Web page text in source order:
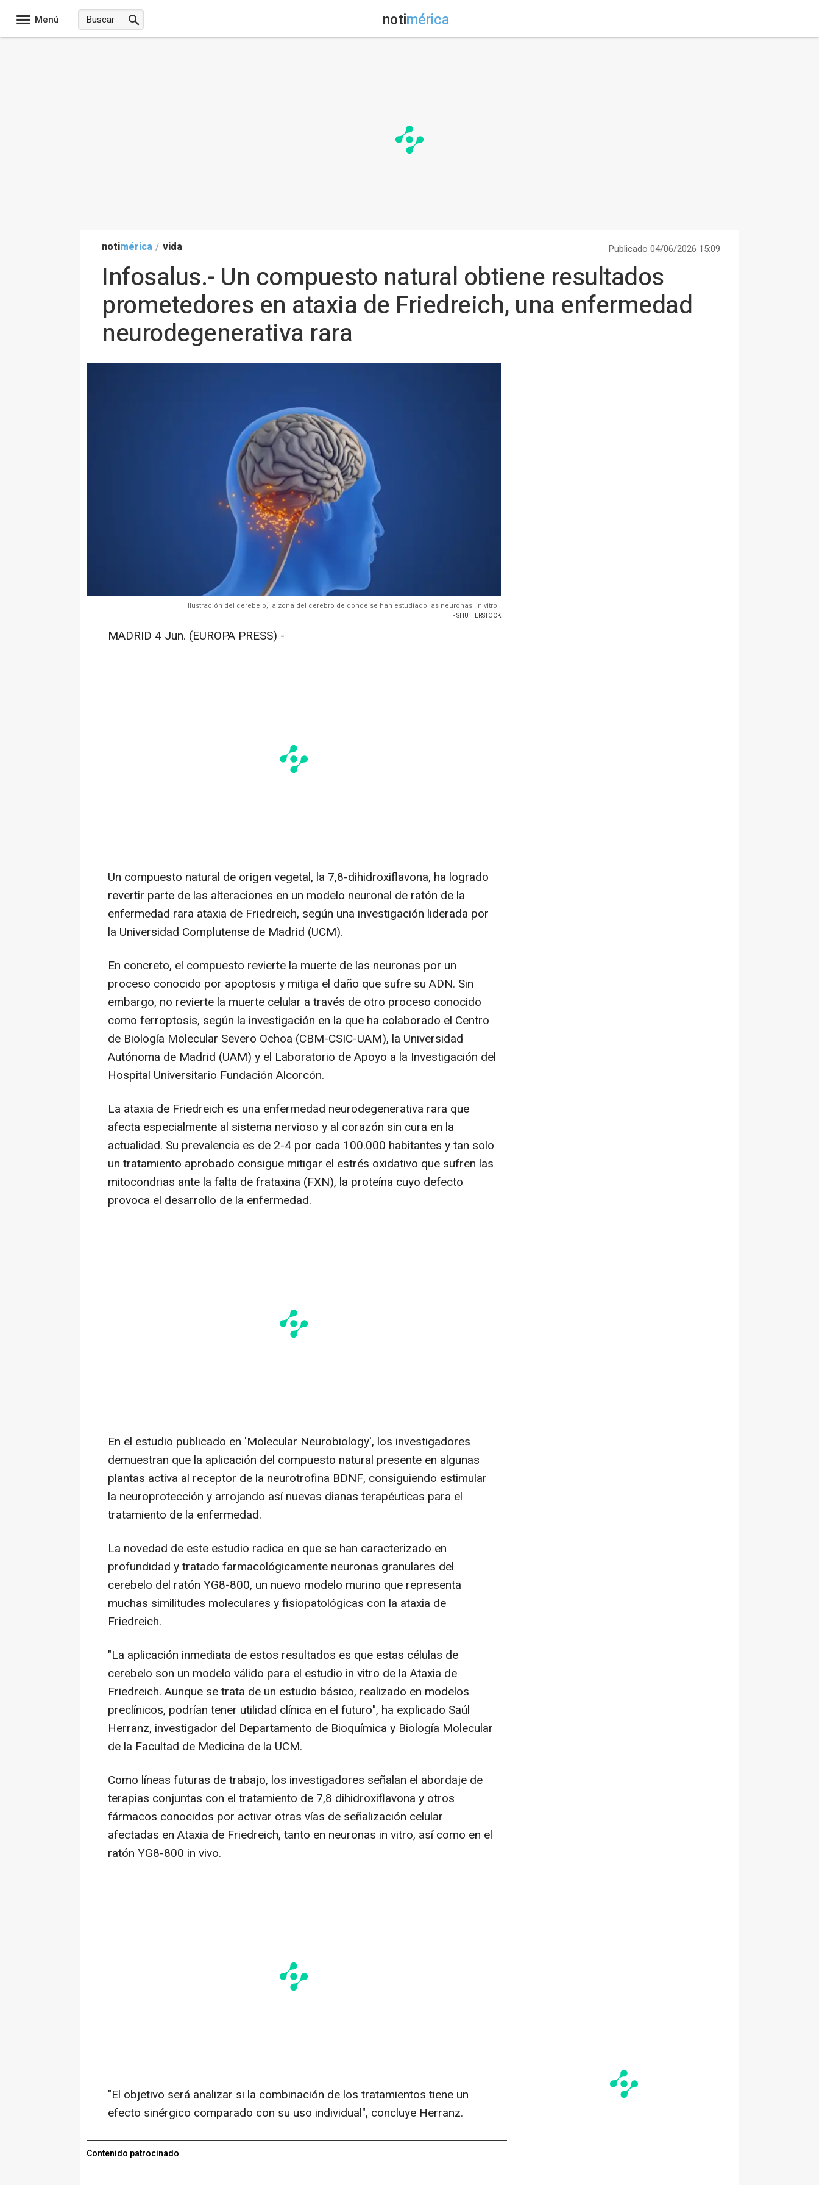
Menú notimérica
notimérica / vida Publicado 04/06/2026 15:09
Infosalus.- Un compuesto natural obtiene resultados
prometedores en ataxia de Friedreich, una enfermedad
neurodegenerativa rara
Ilustración del cerebelo, la zona del cerebro de donde se han estudiado las neuronas 'in vitro'.
- SHUTTERSTOCK
MADRID 4 Jun. (EUROPA PRESS) -
Un compuesto natural de origen vegetal, la 7,8-dihidroxiflavona, ha logrado
revertir parte de las alteraciones en un modelo neuronal de ratón de la
enfermedad rara ataxia de Friedreich, según una investigación liderada por
la Universidad Complutense de Madrid (UCM).
En concreto, el compuesto revierte la muerte de las neuronas por un
proceso conocido por apoptosis y mitiga el daño que sufre su ADN. Sin
embargo, no revierte la muerte celular a través de otro proceso conocido
como ferroptosis, según la investigación en la que ha colaborado el Centro
de Biología Molecular Severo Ochoa (CBM-CSIC-UAM), la Universidad
Autónoma de Madrid (UAM) y el Laboratorio de Apoyo a la Investigación del
Hospital Universitario Fundación Alcorcón.
La ataxia de Friedreich es una enfermedad neurodegenerativa rara que
afecta especialmente al sistema nervioso y al corazón sin cura en la
actualidad. Su prevalencia es de 2-4 por cada 100.000 habitantes y tan solo
un tratamiento aprobado consigue mitigar el estrés oxidativo que sufren las
mitocondrias ante la falta de frataxina (FXN), la proteína cuyo defecto
provoca el desarrollo de la enfermedad.
En el estudio publicado en 'Molecular Neurobiology', los investigadores
demuestran que la aplicación del compuesto natural presente en algunas
plantas activa al receptor de la neurotrofina BDNF, consiguiendo estimular
la neuroprotección y arrojando así nuevas dianas terapéuticas para el
tratamiento de la enfermedad.
La novedad de este estudio radica en que se han caracterizado en
profundidad y tratado farmacológicamente neuronas granulares del
cerebelo del ratón YG8-800, un nuevo modelo murino que representa
muchas similitudes moleculares y fisiopatológicas con la ataxia de
Friedreich.
"La aplicación inmediata de estos resultados es que estas células de
cerebelo son un modelo válido para el estudio in vitro de la Ataxia de
Friedreich. Aunque se trata de un estudio básico, realizado en modelos
preclínicos, podrían tener utilidad clínica en el futuro", ha explicado Saúl
Herranz, investigador del Departamento de Bioquímica y Biología Molecular
de la Facultad de Medicina de la UCM.
Como líneas futuras de trabajo, los investigadores señalan el abordaje de
terapias conjuntas con el tratamiento de 7,8 dihidroxiflavona y otros
fármacos conocidos por activar otras vías de señalización celular
afectadas en Ataxia de Friedreich, tanto en neuronas in vitro, así como en el
ratón YG8-800 in vivo.
"El objetivo será analizar si la combinación de los tratamientos tiene un
efecto sinérgico comparado con su uso individual", concluye Herranz.
Contenido patrocinado